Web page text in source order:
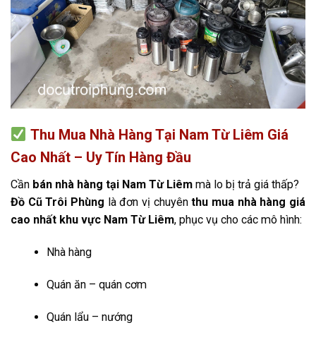
Thu Mua Nhà Hàng Tại Nam Từ Liêm Giá
Cao Nhất – Uy Tín Hàng Đầu
Cần bán nhà hàng tại Nam Từ Liêm mà lo bị trả giá thấp?
Đồ Cũ Trôi Phùng là đơn vị chuyênthu mua nhà hàng giá
cao nhất khu vực Nam Từ Liêm, phục vụ cho các mô hình:
Nhà hàng
Quán ăn – quán cơm
Quán lẩu – nướng